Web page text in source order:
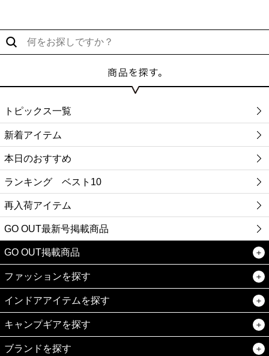
トピックス一覧
新着アイテム
本日のおすすめ
ランキング ベスト10
再入荷アイテム
GO OUT最新号掲載商品
GO OUT掲載商品
ファッションを探す
インドアアイテムを探す
キャンプギアを探す
ブランドを探す